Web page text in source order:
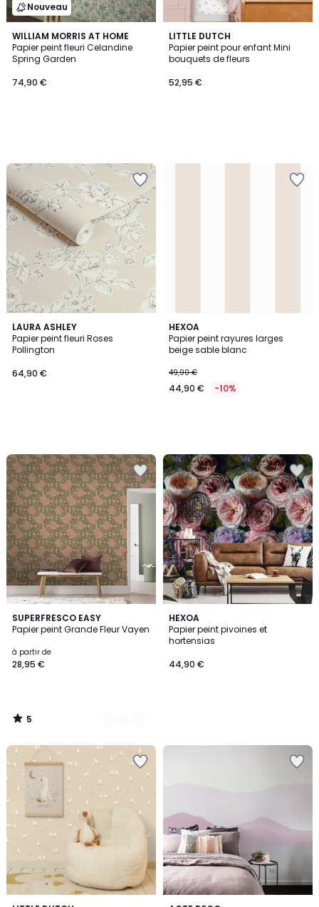
Nouveau
WILLIAM MORRIS AT HOME
Papier peint fleuri Celandine
Spring Garden
74,90 €
LITTLE DUTCH
Papier peint pour enfant Mini
bouquets de fleurs
52,95 €
LAURA ASHLEY
Papier peint fleuri Roses
Pollington
64,90 €
HEXOA
Papier peint rayures larges
beige sable blanc
49,90 €
44,90 € -10%
SUPERFRESCO EASY
Papier peint Grande Fleur Vayen
à partir de
28,95 €
5
/
3
Couleurs
5
/
HEXOA
Papier peint pivoines et
hortensias
44,90 €